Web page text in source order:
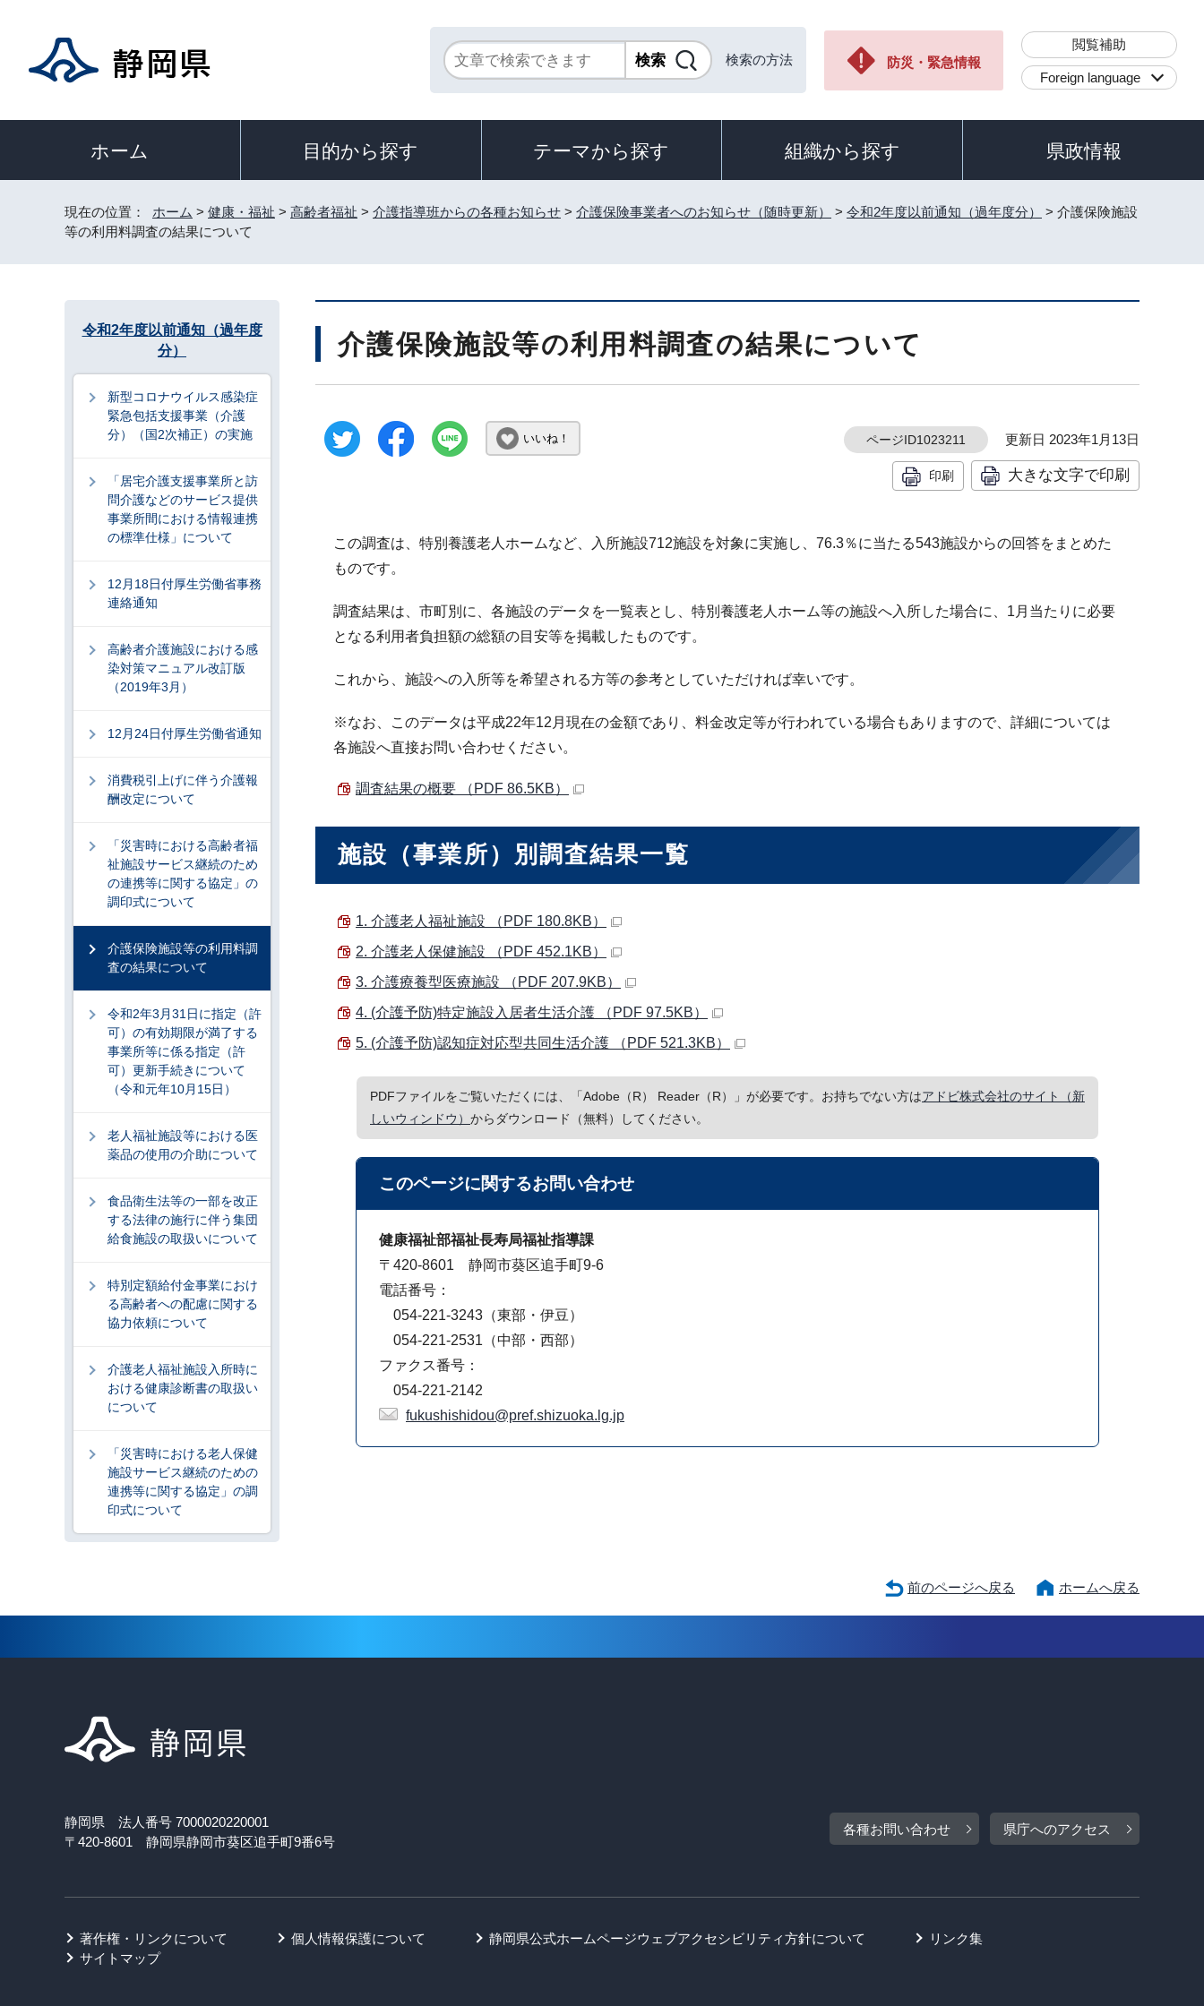
検索の方法 防災・緊急情報
閲覧補助
Foreign language
ホーム 目的から探す テーマから探す 組織から探す 県政情報
現在の位置： ホーム > 健康・福祉 > 高齢者福祉 > 介護指導班からの各種お知らせ > 介護保険事業者へのお知らせ（随時更新） > 令和2年度以前通知（過年度分）
> 介護保険施設
等の利用料調査の結果について
介護保険施設等の利用料調査の結果について
いいね！ ページID1023211 更新日 2023年1月13日
印刷 大きな文字で印刷
この調査は、特別養護老人ホームなど、入所施設712施設を対象に実施し、76.3％に当たる543施設からの回答をまとめた
ものです。
調査結果は、市町別に、各施設のデータを一覧表とし、特別養護老人ホーム等の施設へ入所した場合に、1月当たりに必要
となる利用者負担額の総額の目安等を掲載したものです。
これから、施設への入所等を希望される方等の参考としていただければ幸いです。
※なお、このデータは平成22年12月現在の金額であり、料金改定等が行われている場合もありますので、詳細については
各施設へ直接お問い合わせください。
調査結果の概要 （PDF 86.5KB）
施設（事業所）別調査結果一覧
1. 介護老人福祉施設 （PDF 180.8KB）
2. 介護老人保健施設 （PDF 452.1KB）
3. 介護療養型医療施設 （PDF 207.9KB）
4. (介護予防)特定施設入居者生活介護 （PDF 97.5KB）
5. (介護予防)認知症対応型共同生活介護 （PDF 521.3KB）
PDFファイルをご覧いただくには、「Adobe（R） Reader（R）」が必要です。お持ちでない方はアドビ株式会社のサイト（新
しいウィンドウ） からダウンロード（無料）してください。
このページに関するお問い合わせ
健康福祉部福祉長寿局福祉指導課
〒420-8601 静岡市葵区追手町9-6
電話番号：
054-221-3243（東部・伊豆）
054-221-2531（中部・西部）
ファクス番号：
054-221-2142
fukushishidou@pref.shizuoka.lg.jp
令和2年度以前通知（過年度
分）
新型コロナウイルス感染症
緊急包括支援事業（介護
分）（国2次補正）の実施
「居宅介護支援事業所と訪
問介護などのサービス提供
事業所間における情報連携
の標準仕様」について
12月18日付厚生労働省事務
連絡通知
高齢者介護施設における感
染対策マニュアル改訂版
（2019年3月）
12月24日付厚生労働省通知
消費税引上げに伴う介護報
酬改定について
「災害時における高齢者福
祉施設サービス継続のため
の連携等に関する協定」の
調印式について
介護保険施設等の利用料調
査の結果について
令和2年3月31日に指定（許
可）の有効期限が満了する
事業所等に係る指定（許
可）更新手続きについて
（令和元年10月15日）
老人福祉施設等における医
薬品の使用の介助について
食品衛生法等の一部を改正
する法律の施行に伴う集団
給食施設の取扱いについて
特別定額給付金事業におけ
る高齢者への配慮に関する
協力依頼について
介護老人福祉施設入所時に
おける健康診断書の取扱い
について
「災害時における老人保健
施設サービス継続のための
連携等に関する協定」の調
印式について
前のページへ戻る ホームへ戻る
静岡県 法人番号 7000020220001
〒420-8601 静岡県静岡市葵区追手町9番6号
各種お問い合わせ 県庁へのアクセス
著作権・リンクについて 個人情報保護について 静岡県公式ホームページウェブアクセシビリティ方針について
リンク集
サイトマップ